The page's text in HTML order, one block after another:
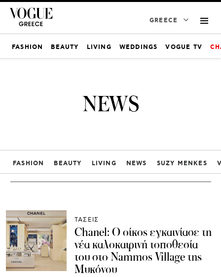
GREECE
FASHION BEAUTY LIVING WEDDINGS VOGUE TV
NEWS
FASHION BEAUTY LIVING NEWS SUZY MENKES
ΤΑΣΕΙΣ
Chanel: Ο οίκος εγκαινίασε τη
νέα καλοκαιρινή τοποθεσία
του στο Nammos Village της
Μυκόνου